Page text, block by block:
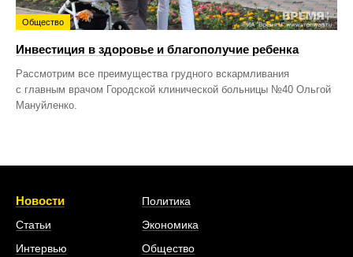
Общество
Инвестиция в здоровье и благополучие ребенка
Рассмотрим все преимущества грудного вскармливания
с главным врачом Городской клинической больницы №40 Ольгой
Мануйленко.
Новости
Статьи
Интервью
Политика
Экономика
Общество